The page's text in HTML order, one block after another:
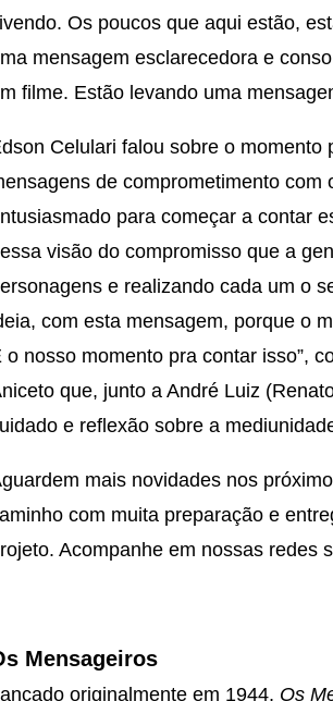
Os poucos que aqui estão,
mensagem esclarecedora e
filme. Estão levando uma
Celulari falou sobre o momento
de comprometimento com
para começar a contar
visão do compromisso que a
e realizando cada um o
com esta mensagem, porque o
o nosso momento pra contar isso”,
que, junto a André Luiz
e reflexão sobre a
mais novidades nos
com muita preparação e
Acompanhe em nossas redes
Mensageiros
originalmente em 1944, Os